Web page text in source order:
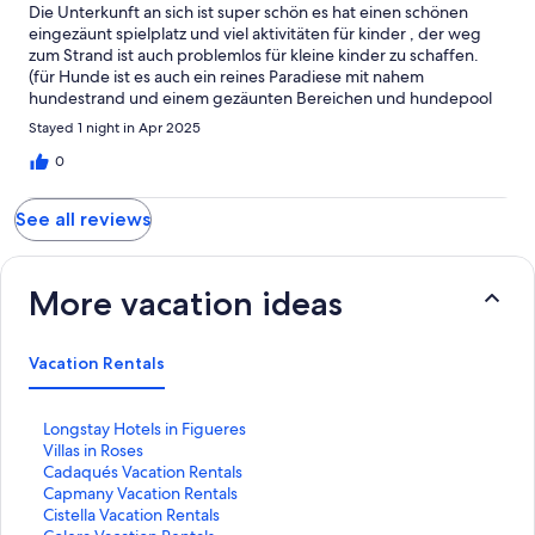
Die Unterkunft an sich ist super schön es hat einen schönen
eingezäunt spielplatz und viel aktivitäten für kinder , der weg
zum Strand ist auch problemlos für kleine kinder zu schaffen.
(für Hunde ist es auch ein reines Paradiese mit nahem
hundestrand und einem gezäunten Bereichen und hundepool
sowie agility platz direkt an der Unterkunft. sehr hunde
freundlich / sehr viele Hunde vorort) zum Bungalow an sich das
Bungalow ist ok etwas veraltet , Klima/Heizung etwas laut .
unsere betten mussten wir selbst beziehen auf der Matratze
war noch erde denke ein Hund der vor uns dort war und aufs
Bett gesprungen ist. was wir bisschen schade fanden da die
Familien Urlaub am Strand auch mit Hund machen kann.
Stayed 1 night in Apr 2025
0
See all reviews
More vacation ideas
Vacation Rentals
Longstay Hotels in Figueres
S
t
a
n
d
Villas in Roses
S
t
a
n
Cadaqués Vacation Rentals
S
t
a
Capmany Vacation Rentals
S
tCistella Vacation Rentals
S